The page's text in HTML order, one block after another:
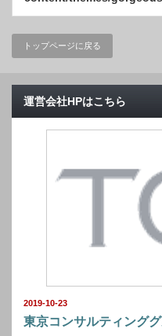
トップページに戻る
運営会社HPはこちら
2019-10-23
東京コンサルティング